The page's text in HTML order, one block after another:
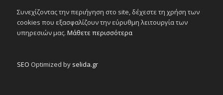
Συνεχίζοντας την περιήγηση στο site, δέχεστε τη χρήση των
cookies που εξασφαλίζουν την εύρυθμη λειτουργία των
υπηρεσιών μας. Μάθετε περισσότερα
SEO Optimized by selida.gr